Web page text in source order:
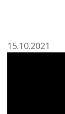
15.10.2021